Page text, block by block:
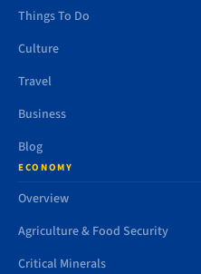
Things To Do
Culture
Travel
Business
Blog
ECONOMY
Overview
Agriculture & Food Security
Critical Minerals